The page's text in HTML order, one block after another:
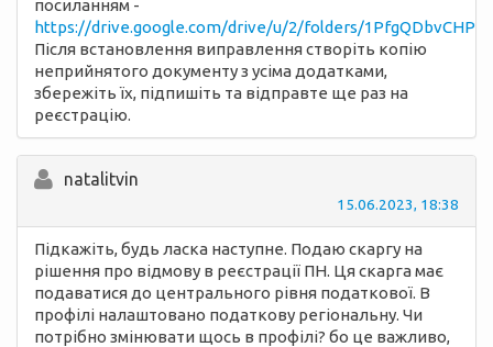
посиланням -
https://drive.google.com/drive/u/2/folders/
Після встановлення виправлення створіть копію
неприйнятого документу з усіма додатками,
збережіть їх, підпишіть та відправте ще раз на
реєстрацію.
natalitvin
15.06.2023, 18:38
Підкажіть, будь ласка наступне. Подаю скаргу на
рішення про відмову в реєстрації ПН. Ця скарга має
подаватися до центрального рівня податкової. В
профілі налаштовано податкову регіональну. Чи
потрібно змінювати щось в профілі? бо це важливо,